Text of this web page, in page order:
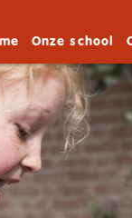
Onze school